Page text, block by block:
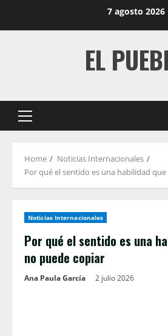
7 agosto 2026
EL
Primary
Home
Noticias Internacionales
Por qué el sentido es una habilidad
Noticias Internacionales
Por qué el sentido es una
no puede copiar
Ana Paula García 2 julio 2026